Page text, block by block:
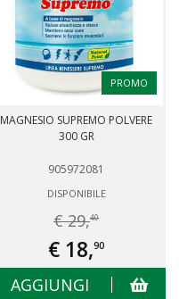
PROMO
MAGNESIO SUPREMO POLVERE
300 GR
905972081
DISPONIBILE
€ 29,40
€ 18,90
AGGIUNGI